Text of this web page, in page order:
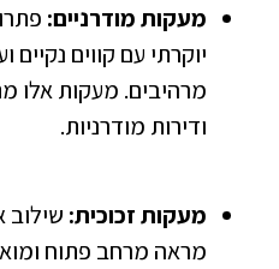
מעקות מודרניים:
יוקרתי עם קווים נקיים
מרהיבים. מעקות אלו
ודירות מודרניות.
מעקות זכוכית:שילוב
מראה מרחב פתוח ומואר.